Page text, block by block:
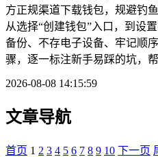
方正规渠道下载钱包，规避钓
从选择“创建钱包”入口，到设
备份、不存电子设备、牢记顺
骤，逐一标注新手易踩的坑，
2026-08-08 14:15:59
文章导航
首页 1 2 3 4 5 6 7 8 9 10 下一页